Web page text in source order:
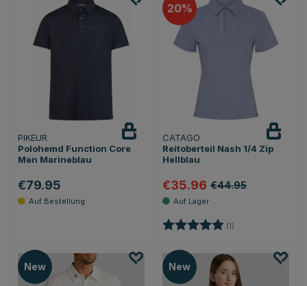
PIKEUR
Polohemd Function Core
Men Marineblau
€79.95
20
CATAGO
Reitoberteil Nash 1/4 Zip
Hellblau
€35.96 €44.95
Bewertung: (1)
New New